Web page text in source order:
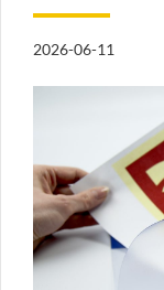
2026-06-11